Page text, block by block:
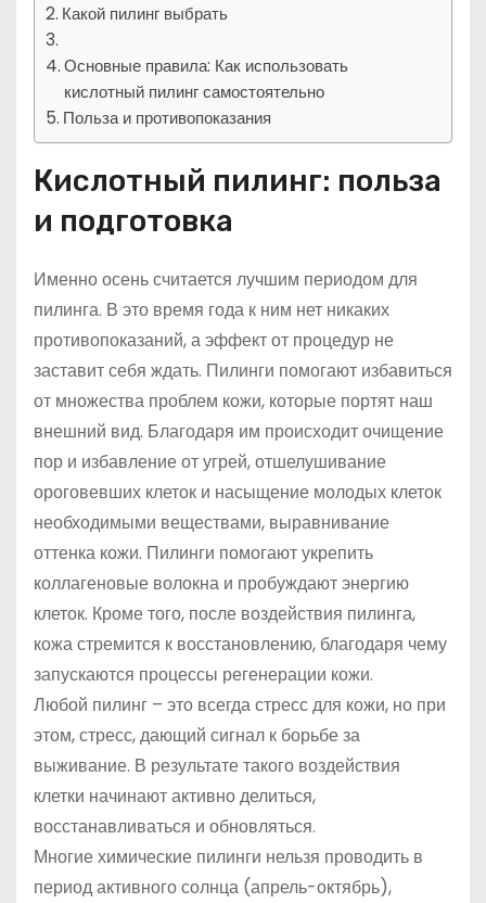
Какой пилинг выбрать
Основные правила: Как использовать
кислотный пилинг самостоятельно
Польза и противопоказания
Кислотный пилинг: польза
и подготовка
Именно осень считается лучшим периодом для
пилинга. В это время года к ним нет никаких
противопоказаний, а эффект от процедур не
заставит себя ждать. Пилинги помогают избавиться
от множества проблем кожи, которые портят наш
внешний вид. Благодаря им происходит очищение
пор и избавление от угрей, отшелушивание
ороговевших клеток и насыщение молодых клеток
необходимыми веществами, выравнивание
оттенка кожи. Пилинги помогают укрепить
коллагеновые волокна и пробуждают энергию
клеток. Кроме того, после воздействия пилинга,
кожа стремится к восстановлению, благодаря чему
запускаются процессы регенерации кожи.
Любой пилинг – это всегда стресс для кожи, но при
этом, стресс, дающий сигнал к борьбе за
выживание. В результате такого воздействия
клетки начинают активно делиться,
восстанавливаться и обновляться.
Многие химические пилинги нельзя проводить в
период активного солнца (апрель-октябрь),